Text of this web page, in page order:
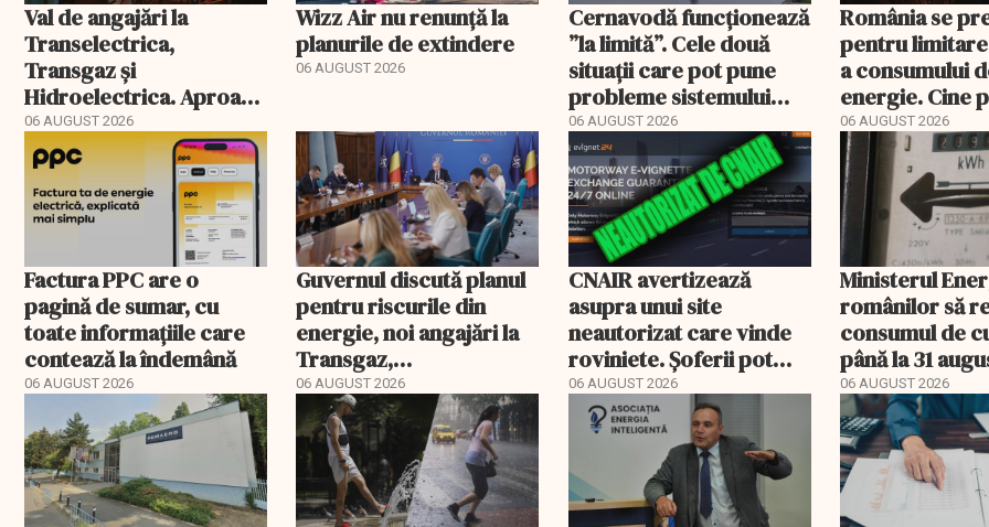
Val de angajări la
Transelectrica,
Transgaz și
Hidroelectrica. Aproape
400 de posturi aprobate
06 AUGUST 2026
Wizz Air nu renunță la
planurile de extindere
06 AUGUST 2026
Cernavodă funcționează
”la limită”. Cele două
situații care pot pune
probleme sistemului
energetic
06 AUGUST 2026
România se
pentru
a consumului
energie. Cine
deconectat
06 AUGUST 2026
Factura PPC are o
pagină de sumar, cu
toate informațiile care
contează la îndemână
06 AUGUST 2026
Guvernul discută planul
pentru riscurile din
energie, noi angajări la
Transgaz,
Transelectrica și
Hidroelectrica și
programul pentru di
06 AUGUST 2026
CNAIR avertizează
asupra unui site
neautorizat care vinde
roviniete. Șoferii pot
plăti și cu 186% mai mult
06 AUGUST 2026
Ministerul
românilor să
consumul de
până la 31
06 AUGUST 2026